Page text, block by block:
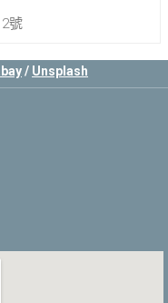
號
/ Unsplash